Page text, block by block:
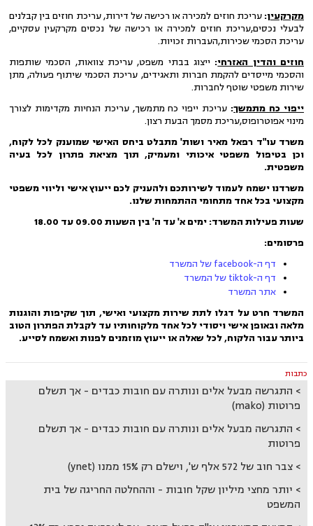
מקרקעין:עריכת חוזים למכירה או רכישה של דירות, עריכת חוזים בין קבלנים
לבעלי נכסים,עריכת חוזים למכירה או רכישה של נכסים מקרקעין עסקיים,
עריכת הסכמי שכירות,העברות זכויות.
חוזים והדין האזרחי: ייצוג בבתי משפט, עריכת צוואות, הסכמי שותפות
והסכמי מייסדים להקמת חברות ותאגידים, עריכת הסכמי שיתוף פעולה, מתן
שירות משפטי שוטף לחברות.
ייפוי כח מתמשך: עריכת ייפוי כח מתמשך, עריכת הנחיות מקדימות לצורך
מינוי אפוטרופוס,עריכת מסמך הבעת רצון.
משרד עו"ד רפאל מאיר ושות' מתבלט ביחס האישי שמוענק לכל לקוח,
וכן בטיפול משפטי איכותי ומעמיק, תוך מציאת פתרון לכל בעיה
משפטית.
משרדנו ישמח לעמוד לשירותכם ולהעניק לכם ייעוץ אישי וליווי משפטי
מקצועי בכל אחד מתחומי ההתמחות שלנו.
שעות פעילות המשרד: ימים א' עד ה' בין השעות 09.00 עד 18.00
פרסומים:
דף ה-facebook של המשרד
דף ה-tiktok של המשרד
אתר המשרד
המשרד חרט על דגלו לתת שירות מקצועי ואישי, תוך שקיפות והוגנות
מלאה ובאופן אישי ויסודי לכל אחד מלקוחותיו עד לקבלת הפתרון הטוב
ביותר עבור הלקוח, לכל שאלה או ייעוץ מוזמנים לפנות ואשמח לסייע.
כתבות
התגרשה מבעל אלים ונותרה עם חובות כבדים - אך תשלם
פרוטות (mako)
התגרשה מבעל אלים ונותרה עם חובות כבדים - אך תשלם
פרוטות
צבר חוב של 572 אלף ש', וישלם רק 15% ממנו (ynet)
יותר מחצי מיליון שקל חובות - וההחלטה החריגה של בית
המשפט